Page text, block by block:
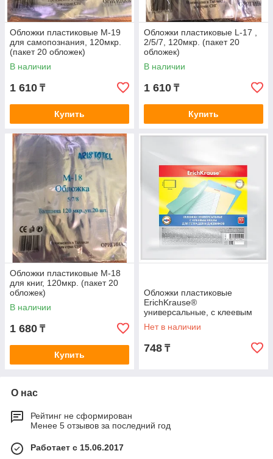
Обложки пластиковые М-19
для самопознания, 120мкр.
(пакет 20 обложек)
В наличии
1 610 ₸
Купить
Обложки пластиковые L-17 ,
2/5/7, 120мкр. (пакет 20
обложек)
В наличии
1 610 ₸
Купить
Обложки пластиковые M-18
для книг, 120мкр. (пакет 20
обложек)
В наличии
1 680 ₸
Купить
Обложки пластиковые
ErichKrause®
универсальные, с клеевым
краем, 212х395мм, 0.05 мм
(пакет 10 обл.)
Нет в наличии
748 ₸
О нас
Рейтинг не сформирован
Менее 5 отзывов за последний год
Работает с 15.06.2017